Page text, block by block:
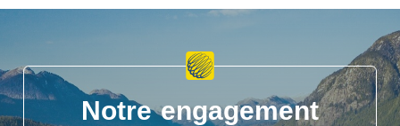
Notre engagement